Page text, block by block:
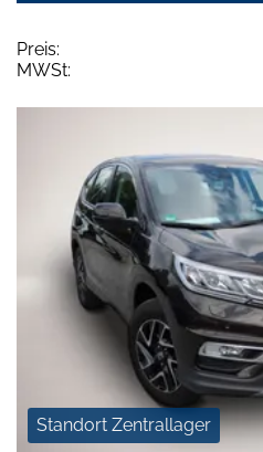
Preis:
MWSt:
Standort Zentrallager